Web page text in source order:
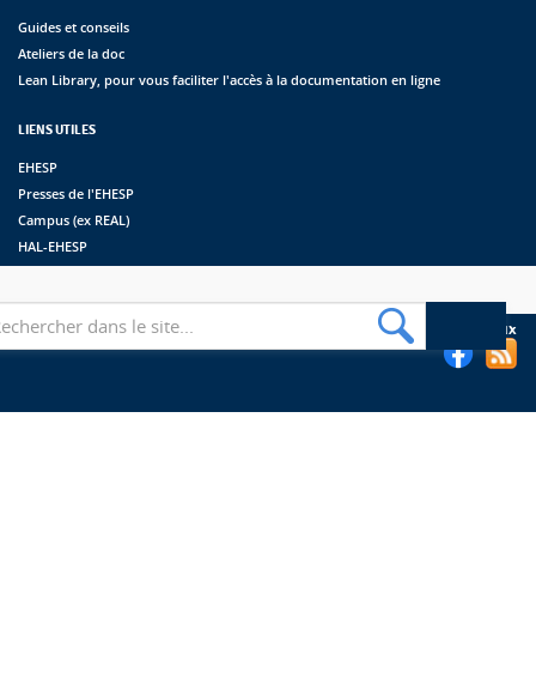
Guides et conseils
Ateliers de la doc
Lean Library, pour vous faciliter l'accès à la documentation en ligne
LIENS UTILES
EHESP
Presses de l'EHESP
Campus (ex REAL)
HAL-EHESP
Suivez les bibliothèques de l'EHESP sur les réseaux sociaux